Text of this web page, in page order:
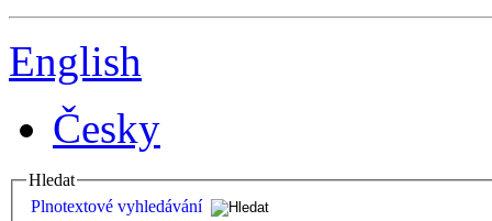
English
Česky
Hledat
Plnotextové vyhledávání